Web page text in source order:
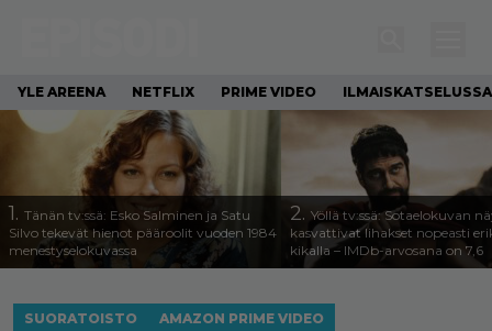
YLE AREENA NETFLIX PRIME VIDEO ILMAISKATSELUSSA
1. Tänän tv:ssä: Esko Salminen ja Satu
Silvo tekevät hienot pääroolit vuoden 1984
menestyselokuvassa
2. Yöllä tv:ssä: Sotaelokuvan
kasvattivat lihakset nopeasti
kikalla – IMDb-arvosana on 7,6
SUORATOISTO AMAZON PRIME VIDEO